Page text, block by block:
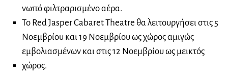
νωπό φιλτραρισμένο αέρα.
Το Red Jasper Cabaret Theatre θα λειτουργήσει στις 5
Νοεμβρίου και 19 Νοεμβρίου ως χώρος αμιγώς
εμβολιασμένων και στις 12 Νοεμβρίου ως μεικτός
χώρος.